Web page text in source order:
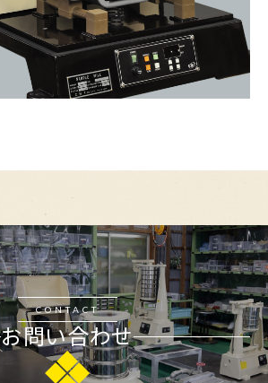
CONTACT
お問い合わせ